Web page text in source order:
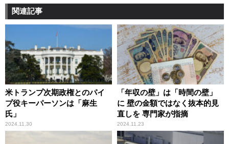
関連記事
米トランプ次期政権とのパイ
プ役キーパーソンは「麻生
氏」
2024.11.30
「年収の壁」は「時間の壁」
に 壁の金額ではなく抜本的見
直しを 専門家が指摘
2024.11.23